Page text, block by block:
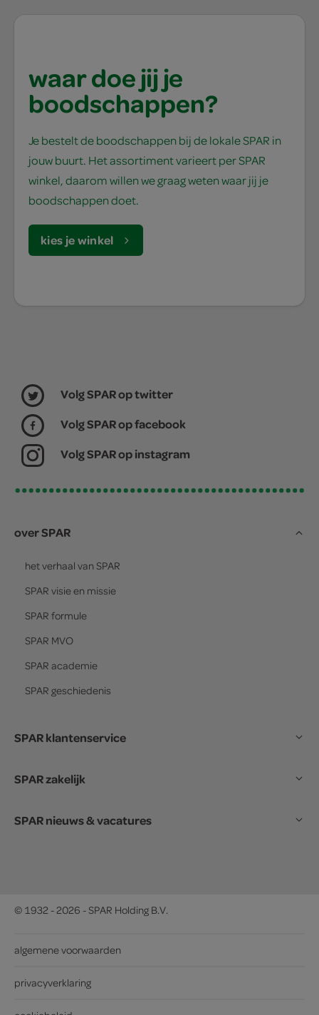
waar doe jij je
boodschappen?
Je bestelt de boodschappen bij de lokale SPAR in
jouw buurt. Het assortiment varieert per SPAR
winkel, daarom willen we graag weten waar jij je
boodschappen doet.
kies je winkel
Volg SPAR op twitter
Volg SPAR op facebook
Volg SPAR op instagram
over SPAR
het verhaal van SPAR
SPAR visie en missie
SPAR formule
SPAR MVO
SPAR academie
SPAR geschiedenis
SPAR klantenservice
SPAR zakelijk
SPAR nieuws & vacatures
© 1932 - 2026 - SPAR Holding B.V.
algemene voorwaarden
privacyverklaring